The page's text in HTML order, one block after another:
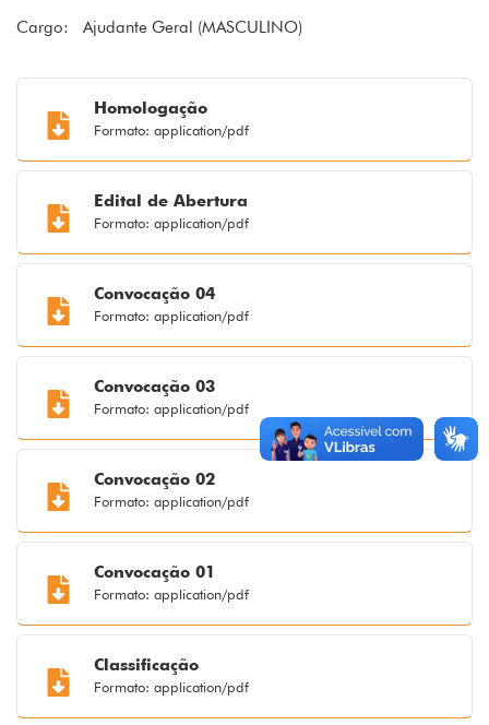
Cargo: Ajudante Geral (MASCULINO)
Homologação
Formato: application/pdf
Edital de Abertura
Formato: application/pdf
Convocação 04
Formato: application/pdf
Convocação 03
Formato: application/pdf
Convocação 02
Formato: application/pdf
Convocação 01
Formato: application/pdf
Classificação
Formato: application/pdf